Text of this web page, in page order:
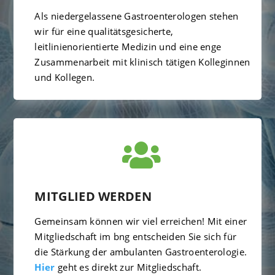
Als niedergelassene Gastroenterologen stehen
wir für eine qualitätsgesicherte,
leitlinienorientierte Medizin und eine enge
Zusammenarbeit mit klinisch tätigen Kolleginnen
und Kollegen.

MITGLIED WERDEN
Gemeinsam können wir viel erreichen! Mit einer
Mitgliedschaft im bng entscheiden Sie sich für
die Stärkung der ambulanten Gastroenterologie.
Hier geht es direkt zur Mitgliedschaft.